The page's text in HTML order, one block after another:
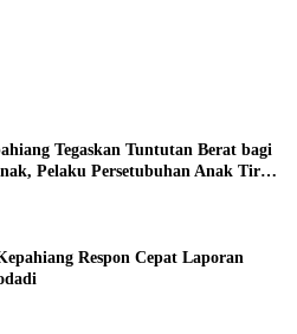
Tegaskan Tuntutan Berat bagi
Pelaku Persetubuhan Anak Tiri
Respon Cepat Laporan